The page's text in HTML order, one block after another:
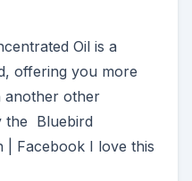
Oil is a
offering you more
another other
the Bluebird
| Facebook I love this